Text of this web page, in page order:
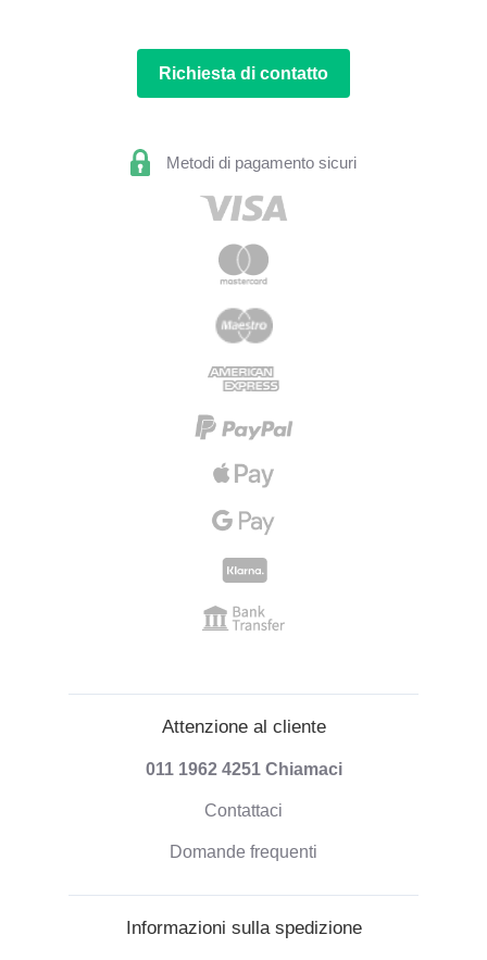
Richiesta di contatto
Metodi di pagamento sicuri
Attenzione al cliente
011 1962 4251 Chiamaci
Contattaci
Domande frequenti
Informazioni sulla spedizione